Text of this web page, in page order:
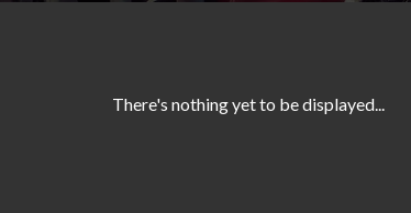
There's nothing yet to be displayed...